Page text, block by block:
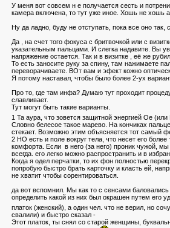
У меня вот совсем н е получается сесть и
камера включена, то тут уже иное. Хошь не хошь
Ну да ладно, буду не отступать, пока все оно так,
Да , на счет того фокуса с бритвочкой или с
указательным пальцами. И слегка надавите. Вы
напряжение остается. Так и в визитке , её же
То есть заносите руку за спину, там нажимаете
переворачиваете. ВОт вам и эфект кожно
Я потому наставал, чтобы было более 2-ух
Про то, где там инфа? Думаю тут проходит
славливает.
Тут могут быть такие варианты.
1 Та аура, что зовется защитной энергией Ое
Словно белесое такое марево. На кончиках
стекает. Возможно этим объясняется тот самый
2 НО есть и поле вокруг тела, что несет его
комфорта. Если в него (за него) проник чужой,
всегда. его легко можно распространить и в
Когда я одел перчатки, то их фон полностью
попробую быстро брать карточку и класть ей,
не хватит чтобы сорентироваться.
да вот вспомнил. Мы как то с сенсами
определить какой из них был окрашен путем его
платок (женский), а один чел. что не верил, но
свалили) и быстро сказал -
Этот платок, ты снял со старой женщины,